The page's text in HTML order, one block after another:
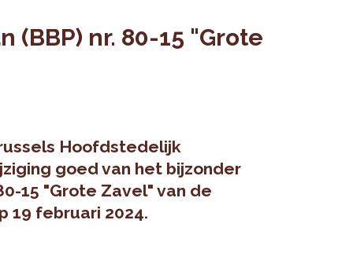
nr. 80-15 "Grote
Hoofdstedelijk
goed van het bijzonder
15 "Grote Zavel" van de
19 februari 2024.